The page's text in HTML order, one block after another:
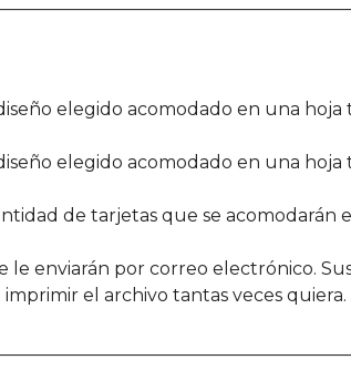
elegido acomodado en una hoja
elegido acomodado en una
de tarjetas que se acomodarán
le enviarán por correo electrónico.
el archivo tantas veces quiera.